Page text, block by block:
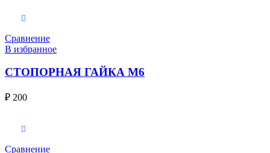
Сравнение
В избранное
СТОПОРНАЯ ГАЙКА M6
₽ 200
Сравнение